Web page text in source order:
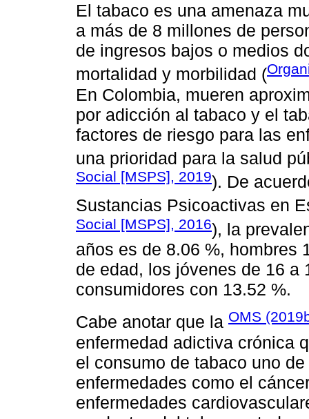
El tabaco es una amenaza
a más de 8 millones de
de ingresos bajos o medios
mortalidad y morbilidad (
En Colombia, mueren
por adicción al tabaco y el
factores de riesgo para las
una prioridad para la salud
Social [MSPS], 2019). De
Sustancias Psicoactivas en
Social [MSPS], 2016), la
años es de 8.06 %, hombres
de edad, los jóvenes de 16 a
consumidores con 13.52 %.
Cabe anotar que la OMS
enfermedad adictiva crónica
el consumo de tabaco uno
enfermedades como el
enfermedades